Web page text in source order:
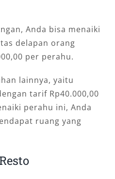
Anda bisa menaiki
delapan orang
per perahu.
lainnya, yaitu
tarif Rp40.000,00
perahu ini, Anda
ruang yang